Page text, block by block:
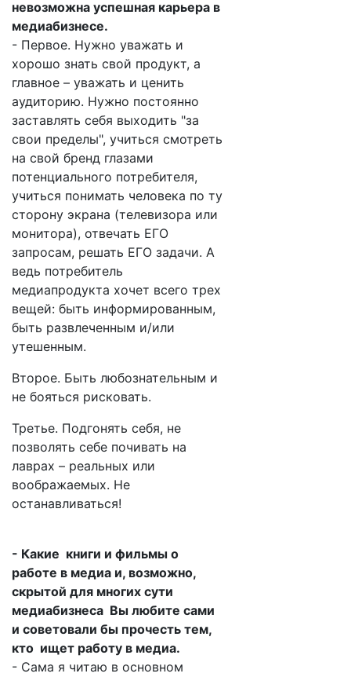
невозможна успешная карьера в
медиабизнесе.
- Первое. Нужно уважать и
хорошо знать свой продукт, а
главное – уважать и ценить
аудиторию. Нужно постоянно
заставлять себя выходить "за
свои пределы", учиться смотреть
на свой бренд глазами
потенциального потребителя,
учиться понимать человека по ту
сторону экрана (телевизора или
монитора), отвечать ЕГО
запросам, решать ЕГО задачи. А
ведь потребитель
медиапродукта хочет всего трех
вещей: быть информированным,
быть развлеченным и/или
утешенным.
Второе. Быть любознательным и
не бояться рисковать.
Третье. Подгонять себя, не
позволять себе почивать на
лаврах – реальных или
воображаемых. Не
останавливаться!
- Какие книги и фильмы о
работе в медиа и, возможно,
скрытой для многих сути
медиабизнеса Вы любите сами
и советовали бы прочесть тем,
кто ищет работу в медиа.
- Сама я читаю в основном